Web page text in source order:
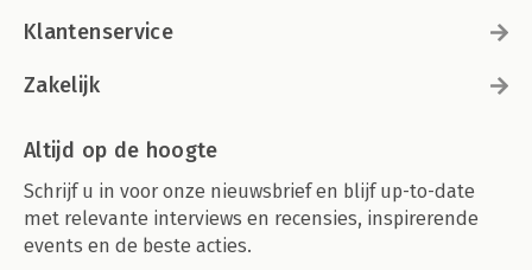
Klantenservice
Zakelijk
Altijd op de hoogte
Schrijf u in voor onze nieuwsbrief en blijf up-to-date
met relevante interviews en recensies, inspirerende
events en de beste acties.